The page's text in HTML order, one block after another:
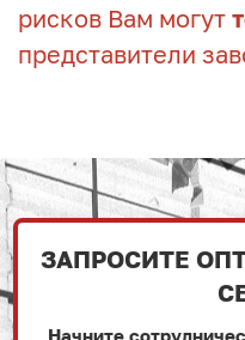
рисков Вам могут
представители
ЗАПРОСИТЕ
Начните